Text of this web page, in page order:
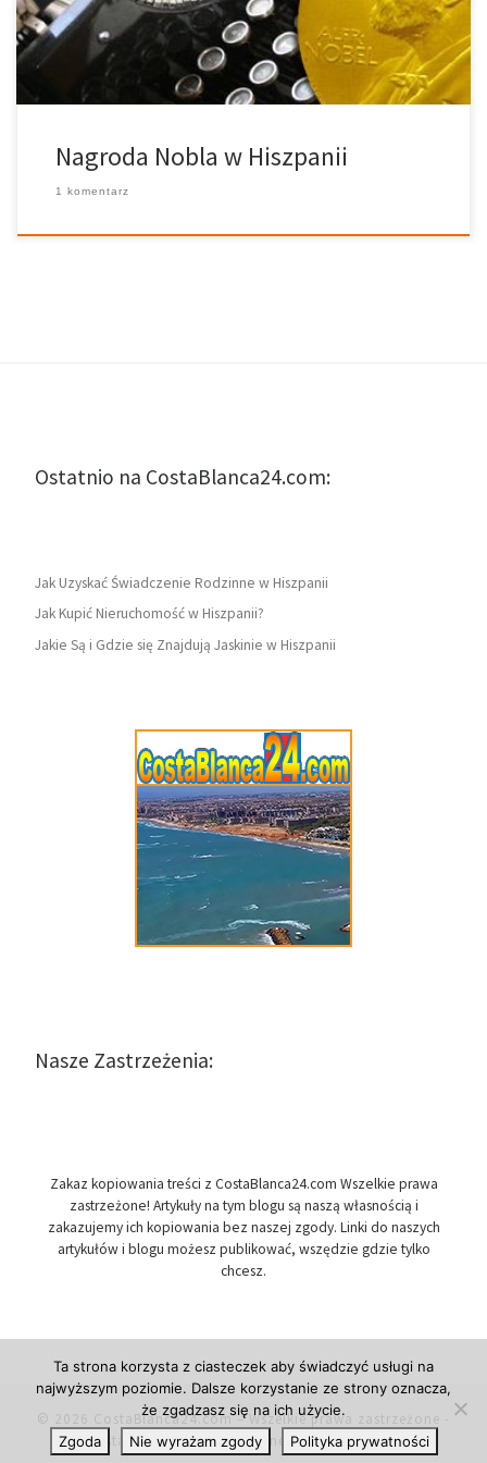
dzieł, w których przedstawił i przeniósł tradycję hiszpańskiego
dramatu z XVI wieku. Dwa lata później w 1906 roku […]
Nagroda Nobla w Hiszpanii
1 komentarz
Ostatnio na CostaBlanca24.com:
Jak Uzyskać Świadczenie Rodzinne w Hiszpanii
Jak Kupić Nieruchomość w Hiszpanii?
Jakie Są i Gdzie się Znajdują Jaskinie w Hiszpanii
Nasze Zastrzeżenia:
Zakaz kopiowania treści z CostaBlanca24.com Wszelkie prawa
zastrzeżone! Artykuły na tym blogu są naszą własnością i
zakazujemy ich kopiowania bez naszej zgody. Linki do naszych
artykułów i blogu możesz publikować, wszędzie gdzie tylko
chcesz.
© 2026 CostaBlanca24.com– Wszelkie prawa zastrzeżone -
Costa Blanca w Hiszpanii, newsy i informacje.
Ta strona korzysta z ciasteczek aby świadczyć usługi na
najwyższym poziomie. Dalsze korzystanie ze strony oznacza,
że zgadzasz się na ich użycie.
Zgoda
Nie wyrażam zgody Polityka prywatności